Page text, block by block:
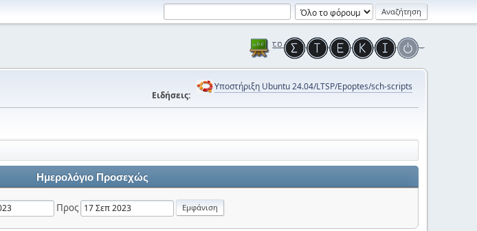
Ειδήσεις:
Υποστήριξη Ubuntu 24.04/LTSP/Epoptes/sch-scripts
Ημερολόγιο Προσεχώς
Προς